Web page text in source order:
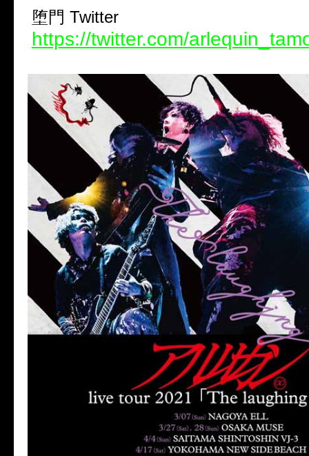
堕門 Twitter
https://twitter.com/